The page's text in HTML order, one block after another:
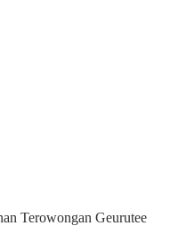
Terowongan Geurutee